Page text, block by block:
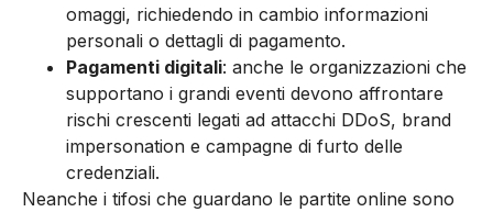
omaggi, richiedendo in cambio informazioni
personali o dettagli di pagamento.
Pagamenti digitali: anche le organizzazioni che
supportano i grandi eventi devono affrontare
rischi crescenti legati ad attacchi DDoS, brand
impersonation e campagne di furto delle
credenziali.
Neanche i tifosi che guardano le partite online sono